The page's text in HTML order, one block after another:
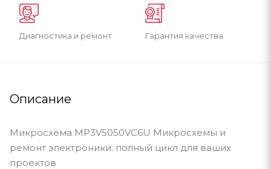
Диагностика и ремонт Гарантия качества
Описание
Микросхема MP3V5050VC6U Микросхемы и
ремонт электроники: полный цикл для ваших
проектов